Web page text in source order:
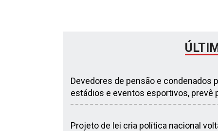
Devedores de pensão e condenados
estádios e eventos esportivos, prevê
Projeto de lei cria política nacional